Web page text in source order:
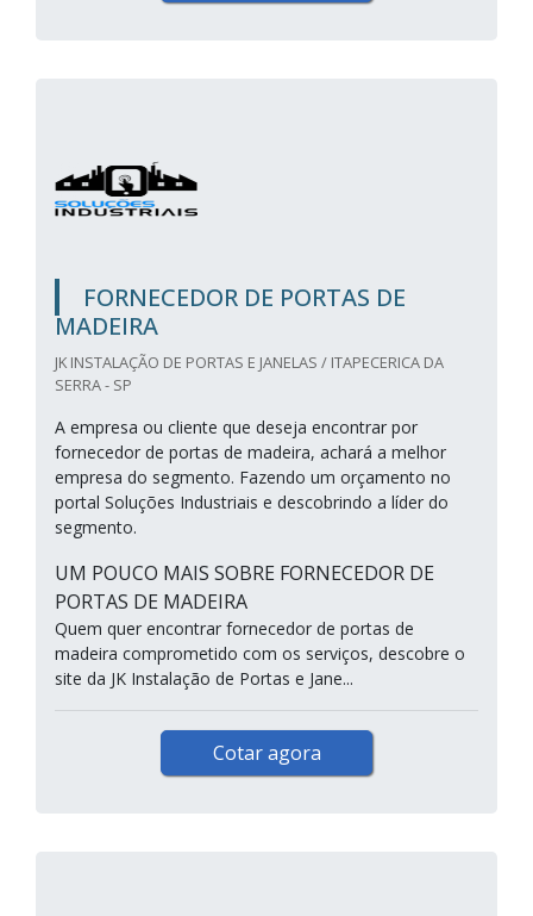
FORNECEDOR DE PORTAS DE
MADEIRA
JK INSTALAÇÃO DE PORTAS E JANELAS / ITAPECERICA DA
SERRA - SP
A empresa ou cliente que deseja encontrar por
fornecedor de portas de madeira, achará a melhor
empresa do segmento. Fazendo um orçamento no
portal Soluções Industriais e descobrindo a líder do
segmento.
UM POUCO MAIS SOBRE FORNECEDOR DE
PORTAS DE MADEIRA
Quem quer encontrar fornecedor de portas de
madeira comprometido com os serviços, descobre o
site da JK Instalação de Portas e Jane...
Cotar agora